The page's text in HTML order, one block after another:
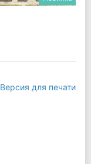
Версия для печати